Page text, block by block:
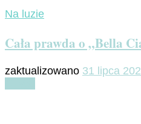
Na luzie
Cała prawda o „Bella
zaktualizowano 31 lipca